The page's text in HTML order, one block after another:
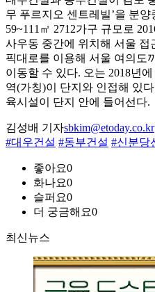
무 푸르지오 센트레빌’을 분
59~111㎡ 2712가구 규모로
사우동 중간에 위치해 서울 접
픽대로를 이용해 서울 여의도
이동할 수 있다. 오는 2018년
역(가칭)이 단지와 인접해 있
육시설이 단지 안에 들어선다.
김성배 기자sbkim@etoday.co.kr
#대우건설 #동부건설 #신분당
좋아요0
화나요0
슬퍼요0
더 궁금해요0
최신뉴스